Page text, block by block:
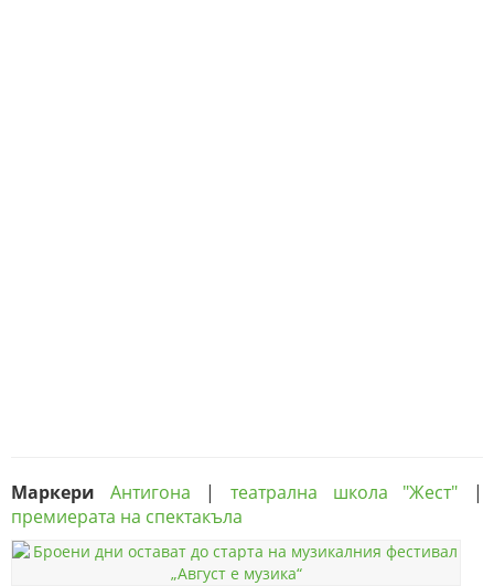
Маркери Антигона |театрална школа "Жест" |
премиерата на спектакъла